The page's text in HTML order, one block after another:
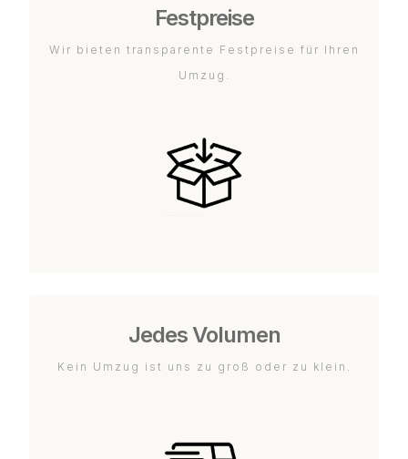
Festpreise
Wir bieten transparente Festpreise für Ihren
Umzug.
Jedes Volumen
Kein Umzug ist uns zu groß oder zu klein.